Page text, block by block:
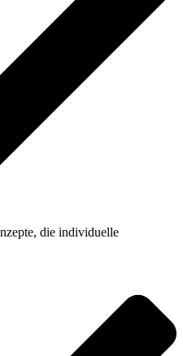
die individuelle